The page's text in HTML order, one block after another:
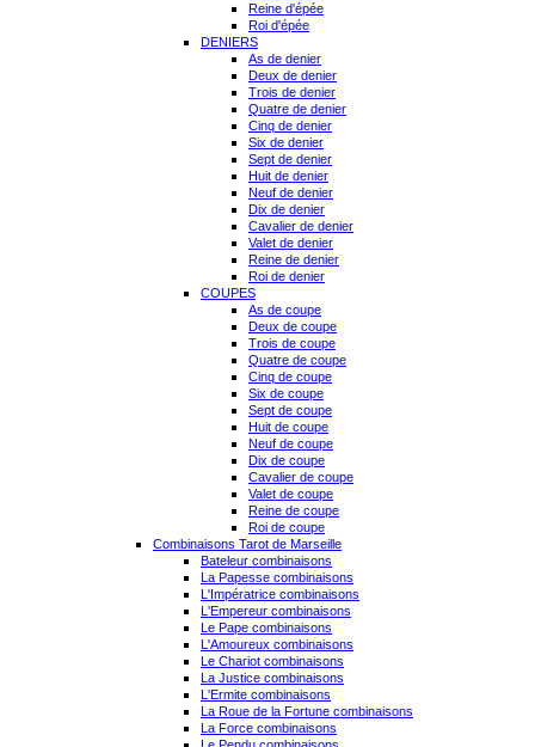
Reine d'épée
Roi d'épée
DENIERS
As de denier
Deux de denier
Trois de denier
Quatre de denier
Cinq de denier
Six de denier
Sept de denier
Huit de denier
Neuf de denier
Dix de denier
Cavalier de denier
Valet de denier
Reine de denier
Roi de denier
COUPES
As de coupe
Deux de coupe
Trois de coupe
Quatre de coupe
Cinq de coupe
Six de coupe
Sept de coupe
Huit de coupe
Neuf de coupe
Dix de coupe
Cavalier de coupe
Valet de coupe
Reine de coupe
Roi de coupe
Combinaisons Tarot de Marseille
Bateleur combinaisons
La Papesse combinaisons
L'Impératrice combinaisons
L'Empereur combinaisons
Le Pape combinaisons
L'Amoureux combinaisons
Le Chariot combinaisons
La Justice combinaisons
L'Ermite combinaisons
La Roue de la Fortune combinaisons
La Force combinaisons